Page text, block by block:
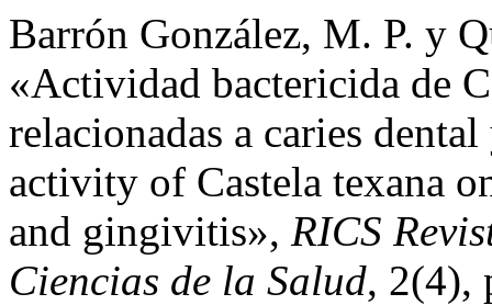
Barrón González, M. P. y
«Actividad bactericida de
relacionadas a caries
activity of Castela texana
and gingivitis», RICS
Ciencias de la Salud, 2(4),